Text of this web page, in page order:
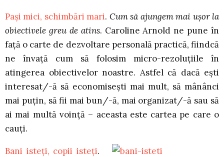
Pași mici, schimbări mari. Cum să ajungem mai ușor la
obiectivele greu de atins. Caroline Arnold ne pune în
față o carte de dezvoltare personală practică, fiindcă
ne învață cum să folosim micro-rezoluțiile în
atingerea obiectivelor noastre. Astfel că dacă ești
interesat/-ă să economisești mai mult, să mânânci
mai puțin, să fii mai bun/-ă, mai organizat/-ă sau să
ai mai multă voință – aceasta este cartea pe care o
cauți.
Bani isteți, copii isteți.